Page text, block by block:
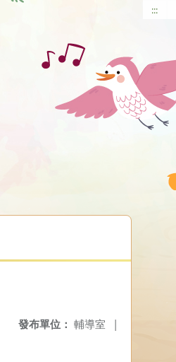
:::
發布單位： 輔導室 |